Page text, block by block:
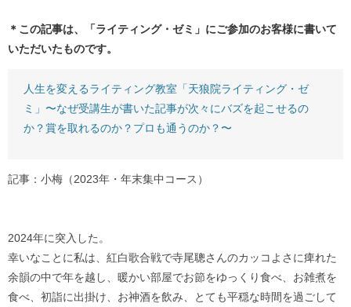
＊この記事は、「ライティング・ゼミ」にご参加のお客様に書いて
いただいたものです。
人生を変えるライティング教室「天狼院ライティング・ゼ
ミ」〜なぜ受講生が書いた記事が次々にバズを起こせるの
か？賞を取れるのか？プロも通うのか？〜
記事：小梅（2023年・年末集中コース）
2024年に突入した。
幸いなことに私は、紅白歌合戦で寺尾聰さんのカッコよさに痺れた
余韻の中で年を越し、暖かい部屋でお節をゆっくり食べ、お雑煮を
食べ、初詣に出掛け、お神酒を飲み、とても平穏な時間を過ごして